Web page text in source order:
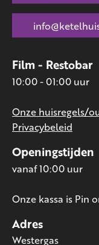
Adres
Westergas
Openingstijden
vanaf 10:00 uur
Onze kassa is Pin
Film - Restobar
10:00 - 01:00 uur
Onze huisregels/
Privacybeleid